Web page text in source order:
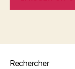
Rechercher